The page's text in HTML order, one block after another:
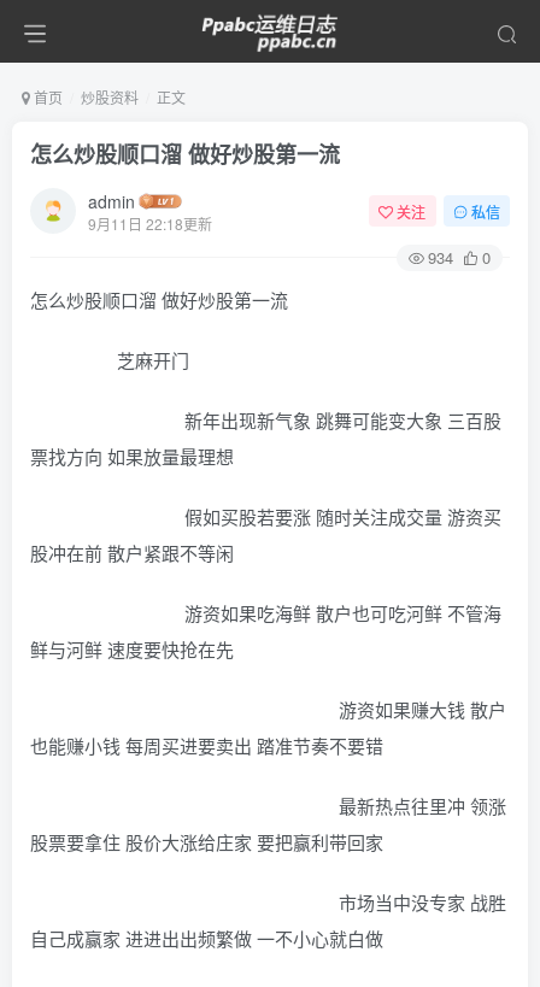
首页 炒股资料 正文
怎么炒股顺口溜 做好炒股第一流
admin
9月11日 22:18更新
关注 私信
934 0
怎么炒股顺口溜 做好炒股第一流
芝麻开门
新年出现新气象 跳舞可能变大象 三百股
票找方向 如果放量最理想
假如买股若要涨 随时关注成交量 游资买
股冲在前 散户紧跟不等闲
游资如果吃海鲜 散户也可吃河鲜 不管海
鲜与河鲜 速度要快抢在先
游资如果赚大钱 散户
也能赚小钱 每周买进要卖出 踏准节奏不要错
最新热点往里冲 领涨
股票要拿住 股价大涨给庄家 要把赢利带回家
市场当中没专家 战胜
自己成赢家 进进出出频繁做 一不小心就白做